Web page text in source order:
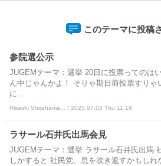
このテーマに投稿
参院選公示
JUGEMテーマ：選挙 20日に投票ってのは
ん中じゃんかよ！ そりゃ期日前投票すりゃ
に...
Hisashi Shirahama... | 2025.07.03 Thu 11:18
ラサール石井氏出馬会見
JUGEMテーマ：選挙 ラサール石井氏出馬
しかすると 社民党、息を吹き返すかもし